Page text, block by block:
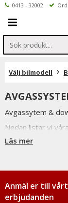
0413 - 32002
Välj bilmodell
Avgassytem &
Nedan listar vi
sportavgassystem
erbjuda en så
leveranser. Ordrar
Läs mer
Anmäl er till
erbjudanden